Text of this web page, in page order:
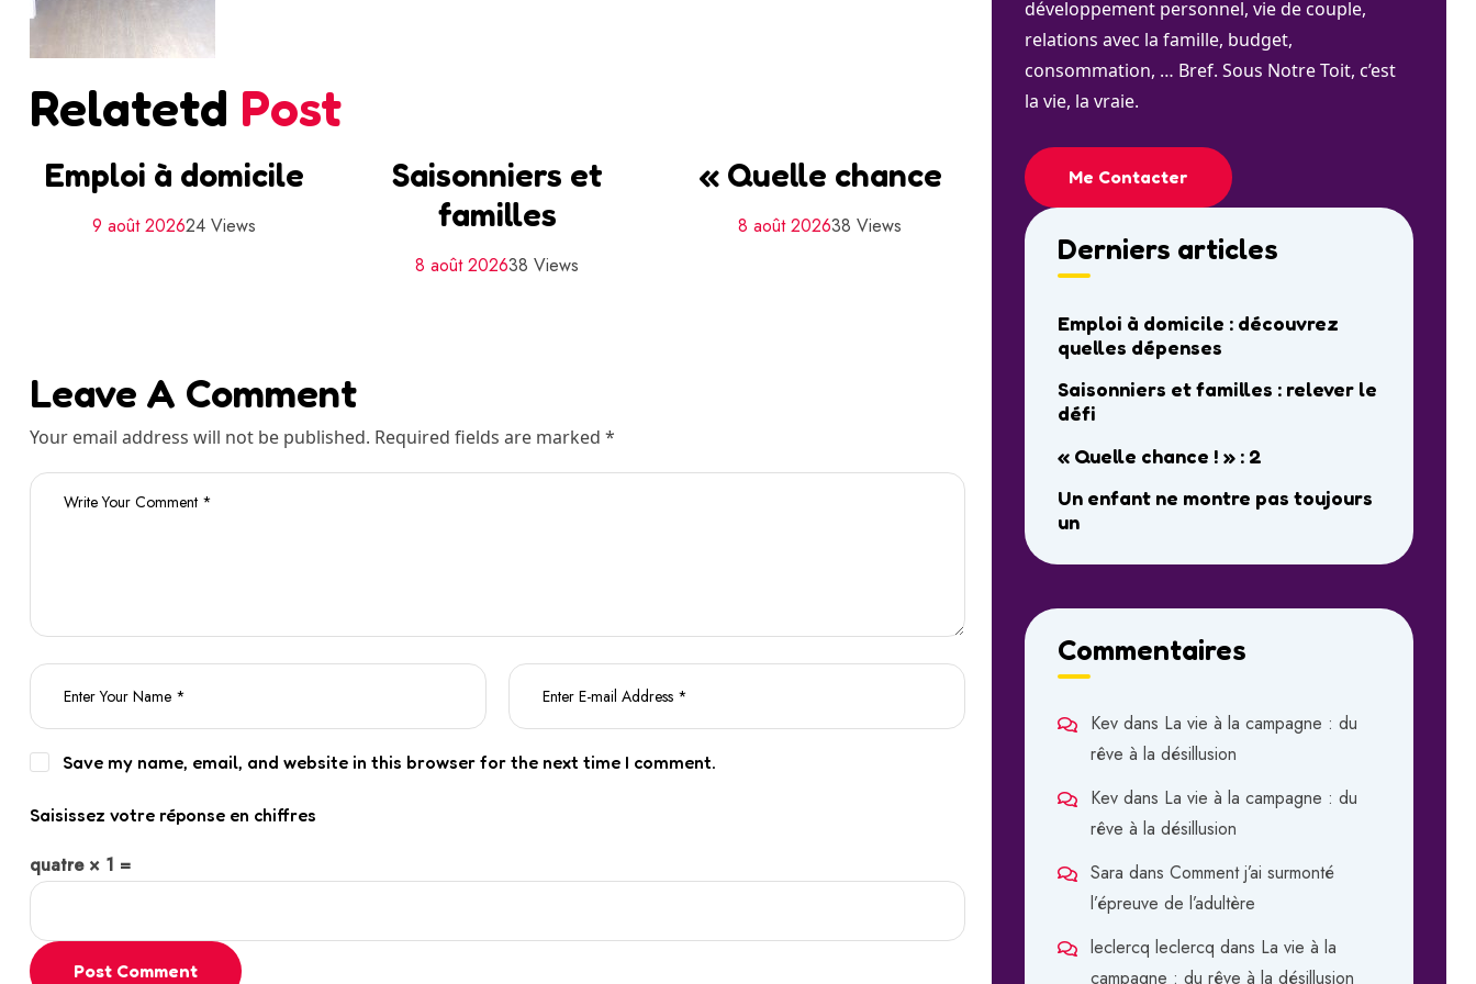
Relatetd Post
Emploi à domicile
9 août 202624 Views
Saisonniers et
familles
8 août 202638 Views
« Quelle chance
8 août 202638 Views
Leave A Comment
Your email address will not be published. Required fields are marked *
Save my name, email, and website in this browser for the next time I comment.
Saisissez votre réponse en chiffres
quatre × 1 =
Post Comment
développement personnel, vie de couple,
relations avec la famille, budget,
consommation, … Bref. Sous Notre Toit, c’est
la vie, la vraie.
Me Contacter
Derniers articles
Emploi à domicile : découvrez
quelles dépenses
Saisonniers et familles : relever le
défi
« Quelle chance ! » : 2
Un enfant ne montre pas toujours
un
Commentaires
Kev dans La vie à la campagne : du
rêve à la désillusion
Kev dans La vie à la campagne : du
rêve à la désillusion
Sara dans Comment j’ai surmonté
l’épreuve de l’adultère
leclercq leclercq dans La vie à la
campagne : du rêve à la désillusion